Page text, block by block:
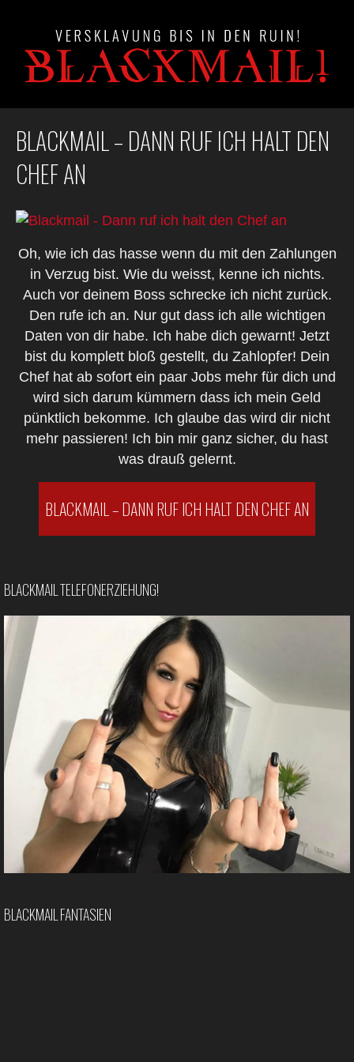
BLACKMAIL – DANN RUF ICH HALT DEN
CHEF AN
Oh, wie ich das hasse wenn du mit den Zahlungen
in Verzug bist. Wie du weisst, kenne ich nichts.
Auch vor deinem Boss schrecke ich nicht zurück.
Den rufe ich an. Nur gut dass ich alle wichtigen
Daten von dir habe. Ich habe dich gewarnt! Jetzt
bist du komplett bloß gestellt, du Zahlopfer! Dein
Chef hat ab sofort ein paar Jobs mehr für dich und
wird sich darum kümmern dass ich mein Geld
pünktlich bekomme. Ich glaube das wird dir nicht
mehr passieren! Ich bin mir ganz sicher, du hast
was drauß gelernt.
BLACKMAIL – DANN RUF ICH HALT DEN CHEF AN
BLACKMAIL TELEFONERZIEHUNG!
BLACKMAIL FANTASIEN